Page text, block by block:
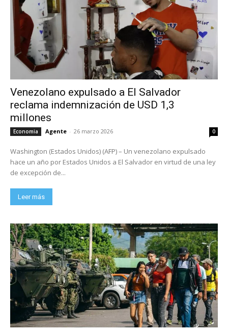
Venezolano expulsado a El Salvador
reclama indemnización de USD 1,3
millones
Economia Agente - 26 marzo 2026 0
Washington (Estados Unidos) (AFP) – Un venezolano expulsado
hace un año por Estados Unidos a El Salvador en virtud de una ley
de excepción de...
Leer más